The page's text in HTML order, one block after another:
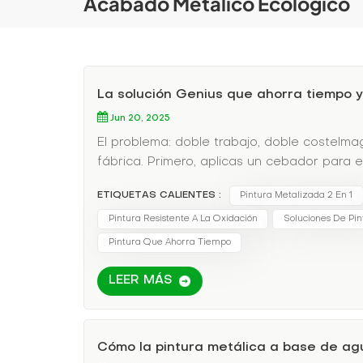
La solución Genius que ahorra tiempo
Jun 20, 2025
El problema: doble trabajo, doble
fábrica. Primero, aplicas un cebador para
acabado y ahora estás atrapado con
¿Te suena familiar?Los sistemas de
capas.Fallas de adhesión al riesgo Si las
base de agua 2 en 1Se acabaron los
fórmula todo en uno combina:✅
historia de éxito de un astilleroUn
ETIQUETAS CALIENTES : Pintura Metalizada 2 En 1
Pintura Resistente A La Oxidación Soluciones De
Pintura Que Ahorra Tiempo
LEER MÁS
Cómo la pintura metálica a base de